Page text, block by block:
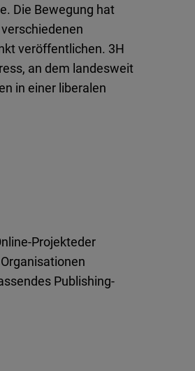
Die Bewegung hat
veröffentlichen. 3H
an dem landesweit
in einer liberalen
Projekteder
Publishing-